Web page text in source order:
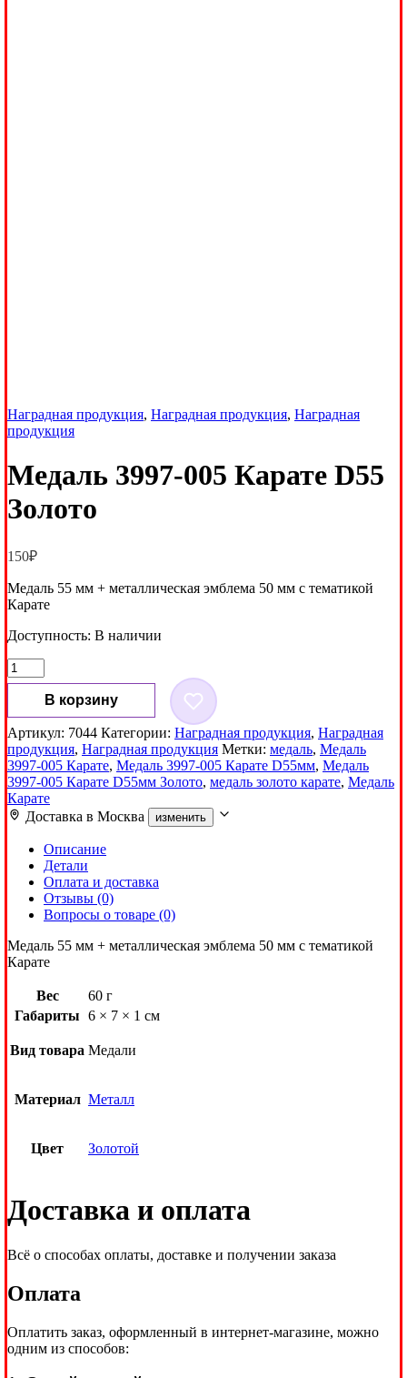
Наградная продукция, Наградная продукция, Наградная
продукция
Медаль 3997-005 Карате D55
Золото
150₽
Медаль 55 мм + металлическая эмблема 50 мм с тематикой
Карате
Доступность: В наличии
Количество
товара
Медаль
3997-
005
Карате
D55
Золото
В корзину
Артикул: 7044 Категории: Наградная продукция, Наградная
продукция, Наградная продукция Метки: медаль, Медаль
3997-005 Карате, Медаль 3997-005 Карате D55мм, Медаль
3997-005 Карате D55мм Золото, медаль золото карате, Медаль
Карате
Доставка в Москва изменить
Описание
Детали
Оплата и доставка
Отзывы (0)
Вопросы о товаре (0)
Медаль 55 мм + металлическая эмблема 50 мм с тематикой
Карате
Вес
60 г
Габариты 6 × 7 × 1 см
Вид товара Медали
Материал Металл
Цвет Золотой
Доставка и оплата
Всё о способах оплаты, доставке и получении заказа
Оплата
Оплатить заказ, оформленный в интернет-магазине, можно
одним из способов: